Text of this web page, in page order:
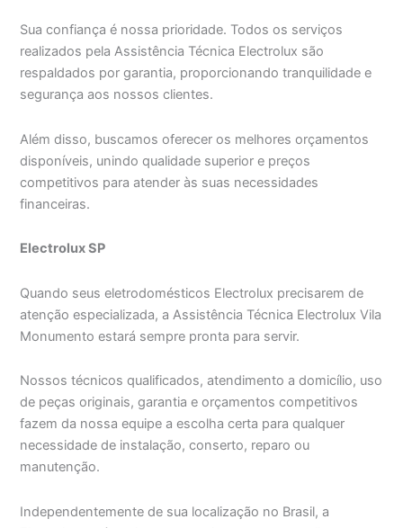
Sua confiança é nossa prioridade. Todos os serviços
realizados pela Assistência Técnica Electrolux são
respaldados por garantia, proporcionando tranquilidade e
segurança aos nossos clientes.
Além disso, buscamos oferecer os melhores orçamentos
disponíveis, unindo qualidade superior e preços
competitivos para atender às suas necessidades
financeiras.
Electrolux SP
Quando seus eletrodomésticos Electrolux precisarem de
atenção especializada, a Assistência Técnica Electrolux Vila
Monumento estará sempre pronta para servir.
Nossos técnicos qualificados, atendimento a domicílio, uso
de peças originais, garantia e orçamentos competitivos
fazem da nossa equipe a escolha certa para qualquer
necessidade de instalação, conserto, reparo ou
manutenção.
Independentemente de sua localização no Brasil, a